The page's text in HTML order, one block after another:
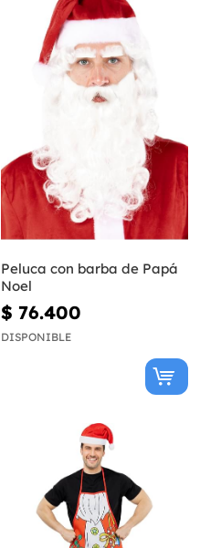
Peluca con barba de Papá
Noel
$ 76.400
DISPONIBLE